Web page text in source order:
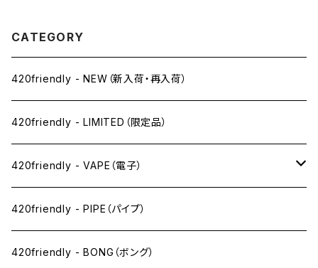
CATEGORY
420friendly - NEW（新入荷・再入荷）
420friendly - LIMITED（限定品）
420friendly - VAPE（電子）
ペン下
ニコパフ系
420friendly - PIPE（パイプ）
420friendly - BONG（ボング）